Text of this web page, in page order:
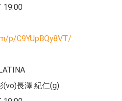
19:00
p/C9YUpBQy8VT/
(vo)長澤 紀仁(g)